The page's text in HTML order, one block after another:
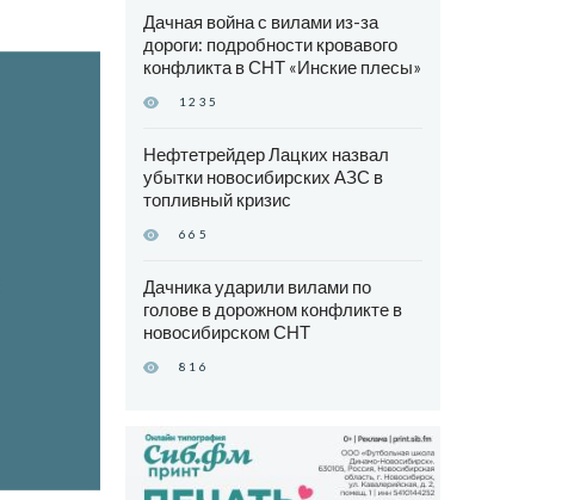
Дачная война с вилами из-за
дороги: подробности кровавого
конфликта в СНТ «Инские плесы»
1235
Нефтетрейдер Лацких назвал
убытки новосибирских АЗС в
топливный кризис
665
Дачника ударили вилами по
голове в дорожном конфликте в
новосибирском СНТ
816